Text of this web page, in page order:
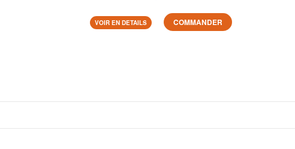
VOIR EN DETAILS COMMANDER